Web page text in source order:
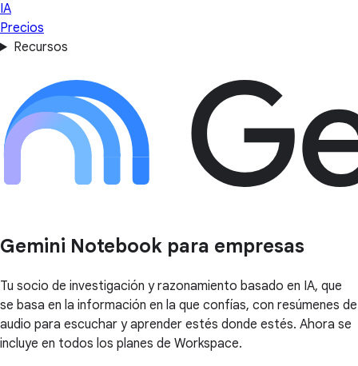
IA
Precios
Recursos
Gemini Notebook para empresas
Tu socio de investigación y razonamiento basado en IA, que
se basa en la información en la que confías, con resúmenes de
audio para escuchar y aprender estés donde estés. Ahora se
incluye en todos los planes de Workspace.